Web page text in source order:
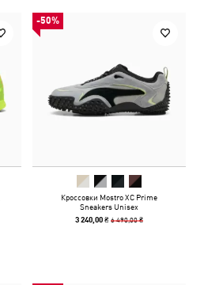
-50%
Кроссовки Mostro XC Prime
Sneakers Unisex
3 240,00 ₴6 490,00 ₴